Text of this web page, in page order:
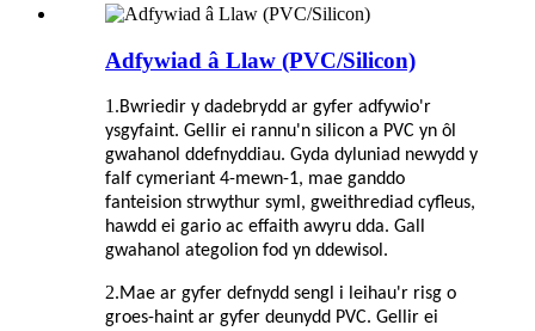
Adfywiad â Llaw (PVC/Silicon)
1.Bwriedir y dadebrydd ar gyfer adfywio'r
ysgyfaint. Gellir ei rannu'n silicon a PVC yn ôl
gwahanol ddefnyddiau. Gyda dyluniad newydd y
falf cymeriant 4-mewn-1, mae ganddo
fanteision strwythur syml, gweithrediad cyfleus,
hawdd ei gario ac effaith awyru dda. Gall
gwahanol ategolion fod yn ddewisol.
2.Mae ar gyfer defnydd sengl i leihau'r risg o
groes-haint ar gyfer deunydd PVC. Gellir ei